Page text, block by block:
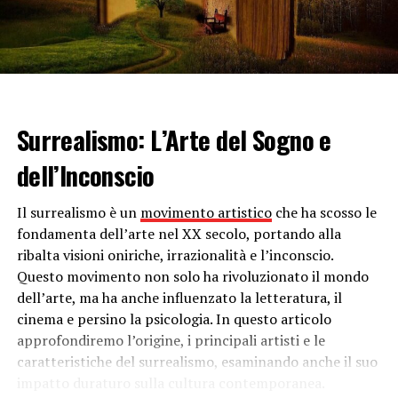
Non a caso, questa tipologia di trattamento viene
spesso usata per trattarealcuni problemi di perdita di
capelli o di scarsa densità. Si tratta infatti di un
Vari tipi di filler
Come detto, esistono
più comuni contengonoingredienticomeacido
ialuronico, aminoacidi, vitamine, peptidie altri
nutrienti essenzialiper ifollicoli piliferi. Questi
trattamentisono solitamente effettuati da
professionistiqualificatiincliniche specializzate,
perché invasivi. Ilfiller classicoprevede infatti delle
piccole punturine– da effettuare direttamente sul
cuoio capelluto– di sostanze rigeneranti come l’acido
Surrealismo: L’Arte del Sogno e
dell’Inconscio
Il surrealismo è un movimento artisticoche ha scosso le
fondamenta dell’arte nel XX secolo, portando alla
ribalta visioni oniriche, irrazionalità e l’inconscio.
Questo movimento non solo ha rivoluzionato il mondo
dell’arte, ma ha anche influenzato la letteratura, il
cinema e persino la psicologia. In questo articolo
approfondiremo l’origine, i principali artisti e le
caratteristiche del surrealismo, esaminando anche il suo